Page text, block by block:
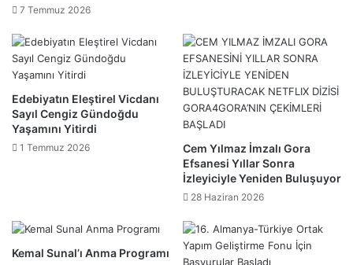
7 Temmuz 2026
Edebiyatın Eleştirel Vicdanı
Sayıl Cengiz Gündoğdu
Yaşamını Yitirdi
1 Temmuz 2026
Cem Yılmaz İmzalı Gora
Efsanesi Yıllar Sonra
İzleyiciyle Yeniden Buluşuyor
28 Haziran 2026
Kemal Sunal’ı Anma Programı